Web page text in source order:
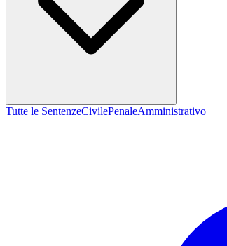
Tutte le SentenzeCivilePenaleAmministrativo